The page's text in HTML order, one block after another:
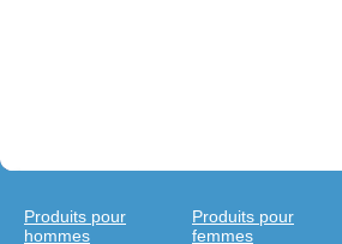
Produits pour
hommes
Produits pour
femmes